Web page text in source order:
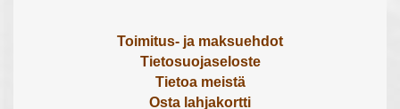
Toimitus- ja maksuehdot
Tietosuojaseloste
Tietoa meistä
Osta lahjakortti